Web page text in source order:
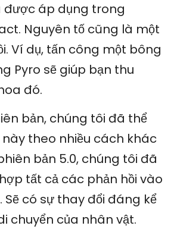
được áp dụng trong
Nguyên tố cũng là một
Ví dụ, tấn công một bông
Pyro sẽ giúp bạn thu
đó.
bản, chúng tôi đã thể
này theo nhiều cách khác
bản 5.0, chúng tôi đã
tất cả các phản hồi vào
có sự thay đổi đáng kể
chuyển của nhân vật.